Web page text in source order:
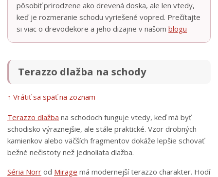
pôsobiť prirodzene ako drevená doska, ale len vtedy,
keď je rozmeranie schodu vyriešené vopred. Prečítajte
si viac o drevodekore a jeho dizajne v našom blogu
Terazzo dlažba na schody
↑ Vrátiť sa späť na zoznam
Terazzo dlažba na schodoch funguje vtedy, keď má byť
schodisko výraznejšie, ale stále praktické. Vzor drobných
kamienkov alebo väčších fragmentov dokáže lepšie schovať
bežné nečistoty než jednoliata dlažba.
Séria Norr od Mirage má modernejší terazzo charakter. Hodí